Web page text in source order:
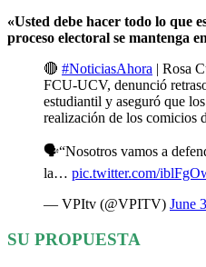
«Usted debe hacer todo lo que
proceso electoral se mantenga
🔴 #NoticiasAhora | Rosa
FCU-UCV, denunció
estudiantil y aseguró que
realización de los comicios
🗣️“Nosotros vamos a
la… pic.twitter.com/
— VPItv (@VPITV) June
SU PROPUESTA